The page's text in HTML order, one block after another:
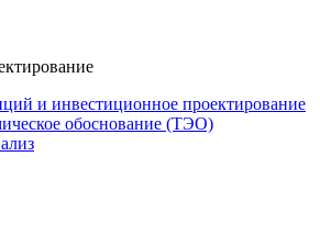
и инвестиционное проектирование
обоснование (ТЭО)